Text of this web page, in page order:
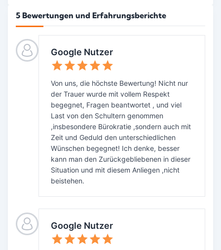
5 Bewertungen und Erfahrungsberichte
Google Nutzer
Von uns, die höchste Bewertung! Nicht nur
der Trauer wurde mit vollem Respekt
begegnet, Fragen beantwortet , und viel
Last von den Schultern genommen
,insbesondere Bürokratie ,sondern auch mit
Zeit und Geduld den unterschiedlichen
Wünschen begegnet! Ich denke, besser
kann man den Zurückgebliebenen in dieser
Situation und mit diesem Anliegen ,nicht
beistehen.
Google Nutzer